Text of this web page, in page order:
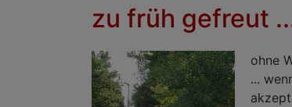
zu früh gefreut
ohne
...